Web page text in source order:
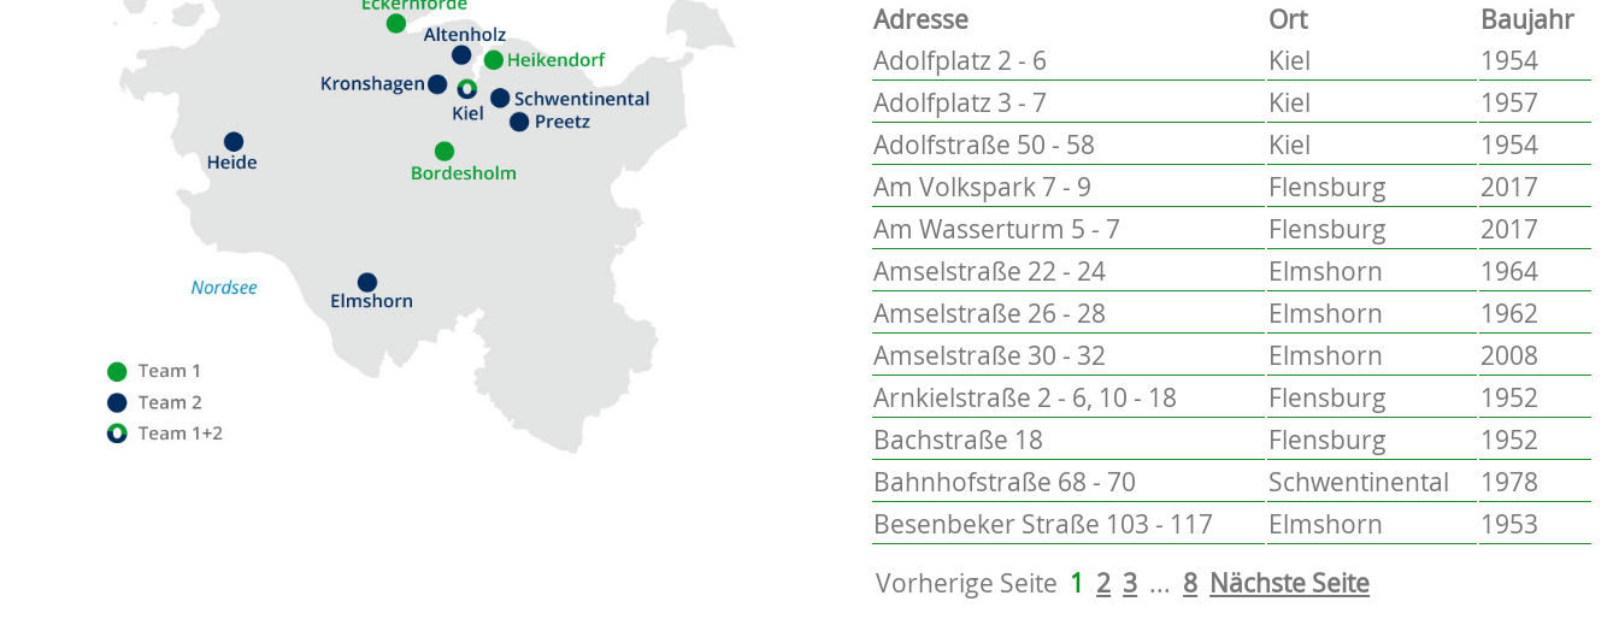
Adresse Ort
Baujahr
Adolfplatz 2 - 6
Kiel
1954
Adolfplatz 3 - 7
Kiel
1957
Adolfstraße 50 - 58
Kiel
1954
Am Volkspark 7 - 9
Flensburg
2017
Am Wasserturm 5 - 7
Flensburg
2017
Amselstraße 22 - 24
Elmshorn
1964
Amselstraße 26 - 28
Elmshorn
1962
Amselstraße 30 - 32
Elmshorn
2008
Arnkielstraße 2 - 6, 10 - 18
Flensburg
1952
Bachstraße 18
Flensburg
1952
Bahnhofstraße 68 - 70
Schwentinental
1978
Besenbeker Straße 103 - 117
Elmshorn
1953
Vorherige Seite 1 2 3 ... 8 Nächste Seite